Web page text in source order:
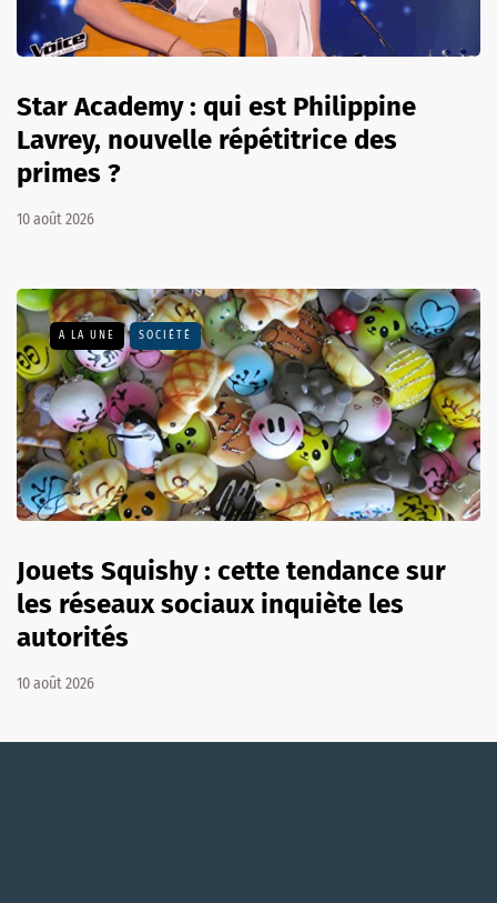
Star Academy : qui est Philippine
Lavrey, nouvelle répétitrice des
primes ?
10 août 2026
A LA UNE SOCIÉTÉ
Jouets Squishy : cette tendance sur
les réseaux sociaux inquiète les
autorités
10 août 2026